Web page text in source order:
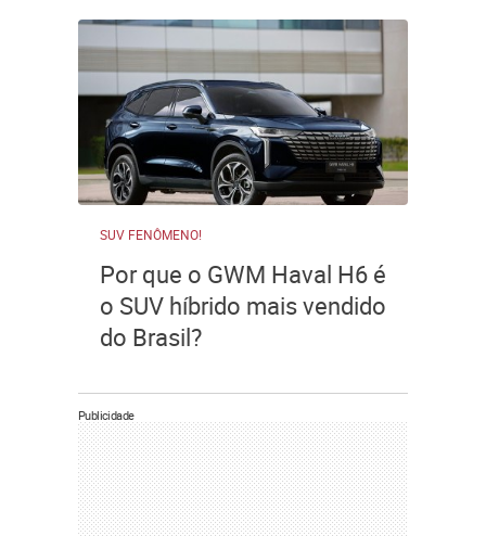
SUV FENÔMENO!
Por que o GWM Haval H6 é
o SUV híbrido mais vendido
do Brasil?
Publicidade